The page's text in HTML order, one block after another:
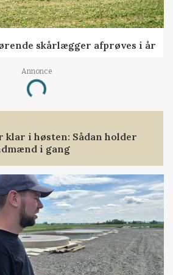
skårlægger afprøves i år
Annonce
Loading...
klar i høsten: Sådan holder
i gang